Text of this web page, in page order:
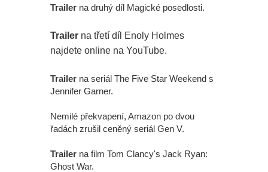
Trailer na druhý díl Magické posedlosti.
Trailer na třetí díl Enoly Holmes
najdete online na YouTube.
Trailer na seriál The Five Star Weekend s
Jennifer Garner.
Nemilé překvapení, Amazon po dvou
řadách zrušil ceněný seriál Gen V.
Trailer na film Tom Clancy's Jack Ryan:
Ghost War.